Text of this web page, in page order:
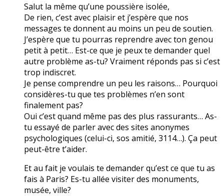
Salut la même qu’une poussière isolée,
De rien, c’est avec plaisir et j’espère que nos
messages te donnent au moins un peu de soutien.
J’espère que tu pourras reprendre avec ton genou
petit à petit… Est-ce que je peux te demander quel
autre problème as-tu? Vraiment réponds pas si c’est
trop indiscret.
Je pense comprendre un peu les raisons… Pourquoi
considères-tu que tes problèmes n’en sont
finalement pas?
Oui c’est quand même pas des plus rassurants… As-
tu essayé de parler avec des sites anonymes
psychologiques (celui-ci, sos amitié, 3114…). Ça peut
peut-être t’aider.
Et au fait je voulais te demander qu’est ce que tu as
fais à Paris? Es-tu allée visiter des monuments,
musée, ville?